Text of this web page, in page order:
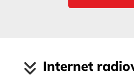
Internet